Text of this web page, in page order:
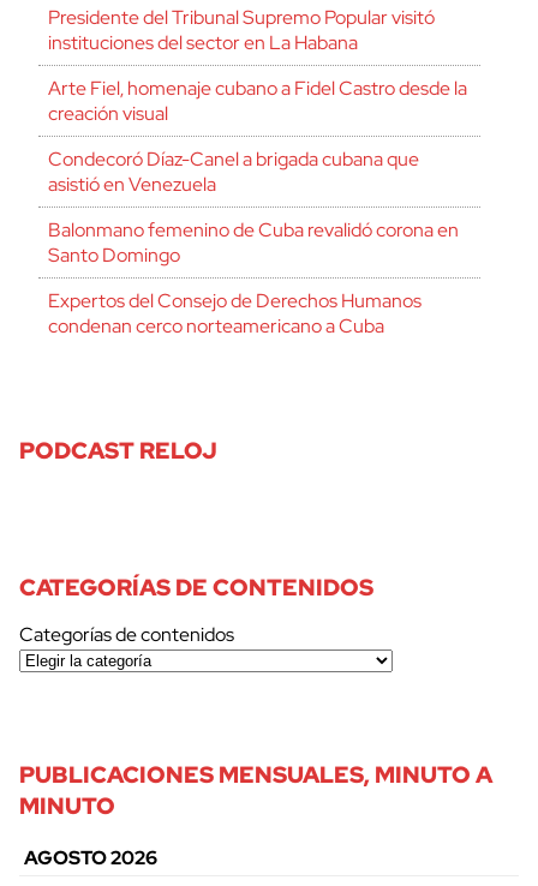
Presidente del Tribunal Supremo Popular visitó
instituciones del sector en La Habana
Arte Fiel, homenaje cubano a Fidel Castro desde la
creación visual
Condecoró Díaz-Canel a brigada cubana que
asistió en Venezuela
Balonmano femenino de Cuba revalidó corona en
Santo Domingo
Expertos del Consejo de Derechos Humanos
condenan cerco norteamericano a Cuba
PODCAST RELOJ
CATEGORÍAS DE CONTENIDOS
Categorías de contenidos
PUBLICACIONES MENSUALES, MINUTO A
MINUTO
AGOSTO 2026